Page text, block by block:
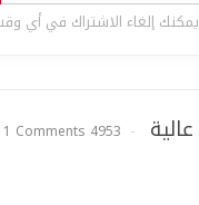
يمكنك إلغاء الاشتراك في أي
عالية 4953 Posts
1 Comments